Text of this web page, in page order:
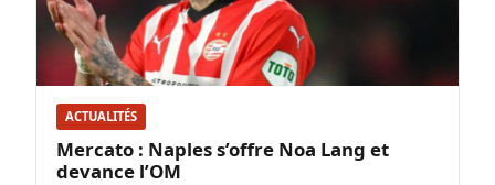
ACTUALITÉS
Mercato : Naples s’offre Noa Lang et
devance l’OM